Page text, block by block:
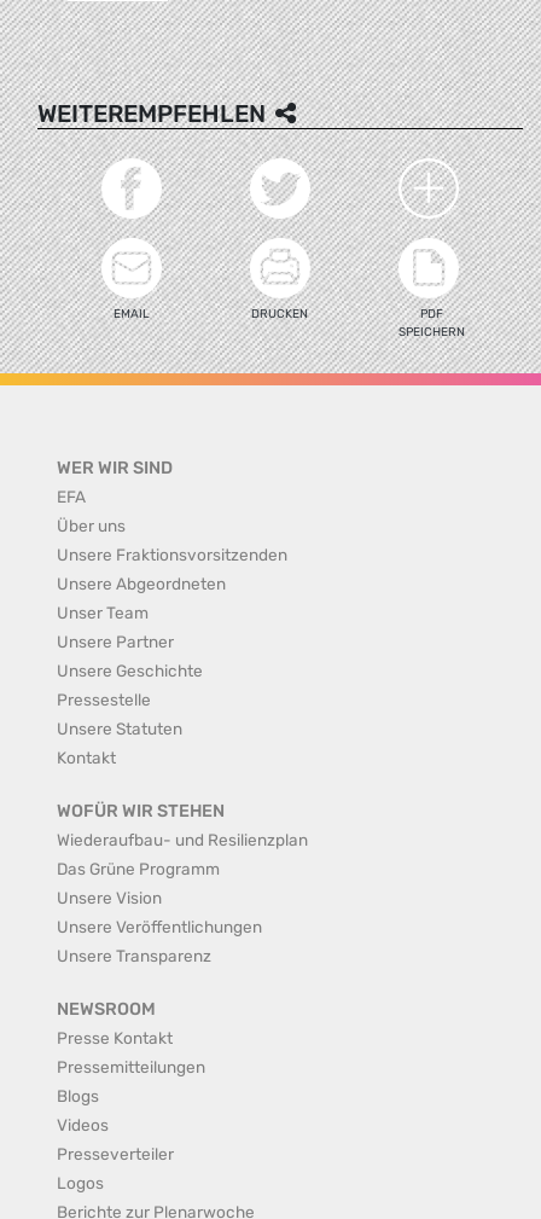
WEITEREMPFEHLEN
EMAIL DRUCKEN
PDF
SPEICHERN
WER WIR SIND
EFA
Über uns
Unsere Fraktionsvorsitzenden
Unsere Abgeordneten
Unser Team
Unsere Partner
Unsere Geschichte
Pressestelle
Unsere Statuten
Kontakt
WOFÜR WIR STEHEN
Wiederaufbau- und Resilienzplan
Das Grüne Programm
Unsere Vision
Unsere Veröffentlichungen
Unsere Transparenz
NEWSROOM
Presse Kontakt
Pressemitteilungen
Blogs
Videos
Presseverteiler
Logos
Berichte zur Plenarwoche